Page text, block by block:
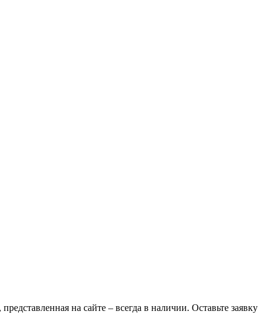
на сайте – всегда в наличии. Оставьте заявку